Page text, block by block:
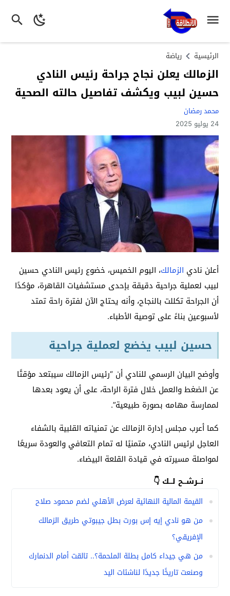
الرئيسية رياضة
الزمالك يعلن نجاح جراحة رئيس النادي
حسين لبيب ويكشف تفاصيل حالته الصحية
محمد رمضان
24 يوليو 2025
أعلن نادي الزمالك، اليوم الخميس، خضوع رئيس النادي حسين
لبيب لعملية جراحية دقيقة بإحدى مستشفيات القاهرة، مؤكدًا
أن الجراحة تكللت بالنجاح، وأنه يحتاج الآن لفترة راحة تمتد
لأسبوعين بناءً على توصية الأطباء.
حسين لبيب يخضع لعملية جراحية
وأوضح البيان الرسمي للنادي أن “رئيس الزمالك سيبتعد مؤقتًا
عن الضغط والعمل خلال فترة الراحة، على أن يعود بعدها
لممارسة مهامه بصورة طبيعية”.
كما أعرب مجلس إدارة الزمالك عن تمنياته القلبية بالشفاء
العاجل لرئيس النادي، متمنيًا له تمام التعافي والعودة سريعًا
لمواصلة مسيرته في قيادة القلعة البيضاء.
نــرشــح لــك 👇
القيمة المالية النهائية لعرض الأهلي لضم محمود صلاح
من هو نادي إيه إس بورت بطل جيبوتي طريق الزمالك
الإفريقي؟
من هي جيداء كامل بطلة الملحمة؟.. تالقت أمام الدنمارك
وصنعت تاريخًا جديدًا لناشئات اليد